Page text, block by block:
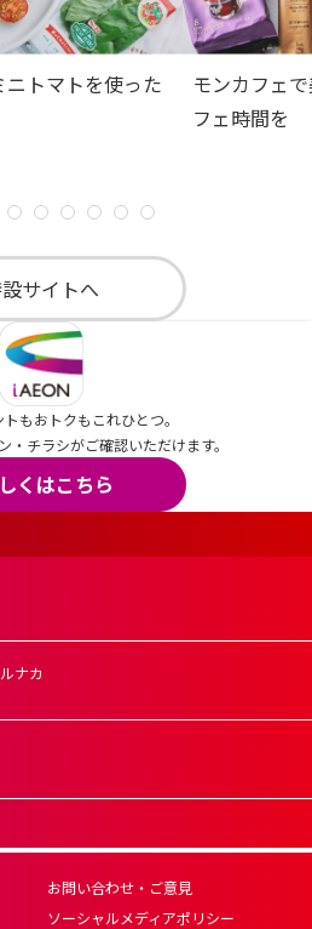
トマトを使った
モンカフェ
フェ時間を
サイトへ
もおトクもこれひとつ。
・チラシがご確認いただけます。
くはこちら
ナカ
お問い合わせ・ご意見
ソーシャルメディアポリシー